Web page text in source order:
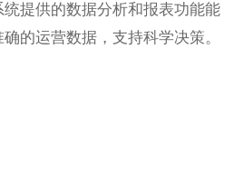
提供的数据分析和报表功能能
的运营数据，支持科学决策。